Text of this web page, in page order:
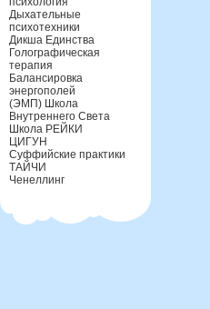
Дыхательные
психотехники
Дикша Единства
Голографическая
терапия
Балансировка
энергополей
(ЭМП) Школа
Внутреннего Света
Школа РЕЙКИ
ЦИГУН
Суффийские практики
ТАЙЧИ
Ченеллинг